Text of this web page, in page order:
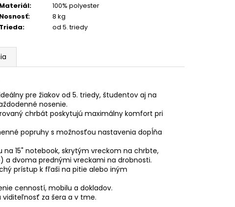
Materiál:
100% polyester
Nosnosť:
8 kg
Trieda: od 5. triedy
pre žiakov od 5. triedy, študentov aj na
nosenie.
chrbát poskytujú maximálny komfort pri
popruhy s možnosťou nastavenia dopĺňa
na 15" notebook, skrytým vreckom na chrbte,
a dvoma prednými vreckami na drobnosti.
prístup k fľaši na pitie alebo iným
cenností, mobilu a dokladov.
viditeľnosť za šera a v tme.